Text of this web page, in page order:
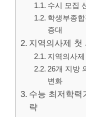
수시 모집
학생부종
증대
지역의사제 첫
지역의사
26개 지방
변화
수능 최저학력
략